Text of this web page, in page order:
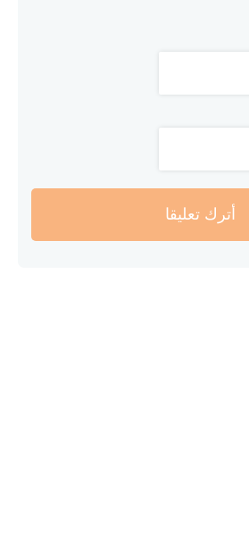
أترك تعليقا